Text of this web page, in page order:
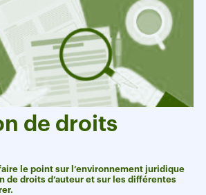
de droits
le point sur l’environnement juridique
de droits d’auteur et sur les différentes